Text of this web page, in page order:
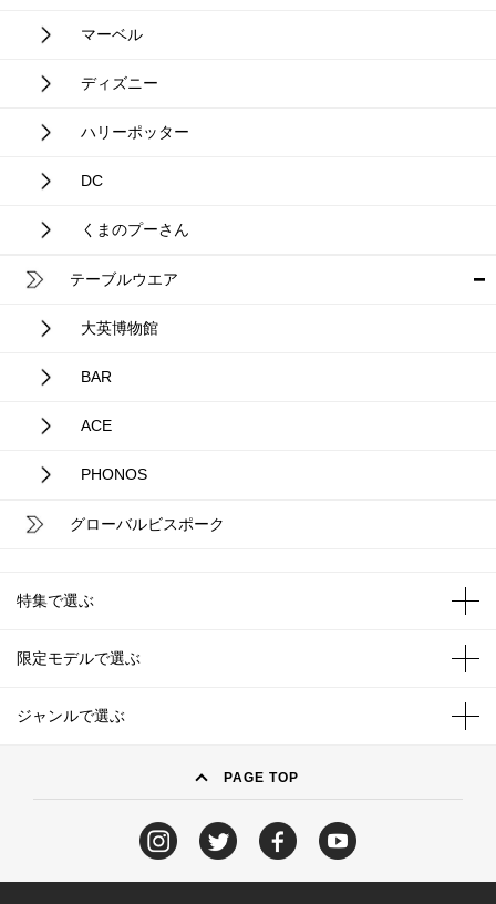
マーベル
ディズニー
ハリーポッター
DC
くまのプーさん
テーブルウエア
大英博物館
BAR
ACE
PHONOS
グローバルビスポーク
特集で選ぶ
限定モデルで選ぶ
ジャンルで選ぶ
PAGE TOP